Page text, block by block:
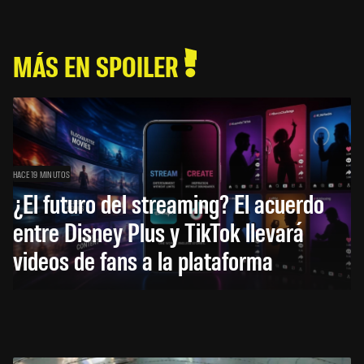
MÁS EN SPOILER
HACE 19 MINUTOS
¿El futuro del streaming? El acuerdo
entre Disney Plus y TikTok llevará
videos de fans a la plataforma